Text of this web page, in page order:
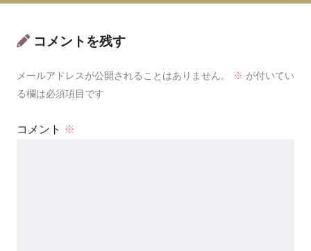
コメントを残す
メールアドレスが公開されることはありません。 ※ が付いてい
る欄は必須項目です
コメント ※